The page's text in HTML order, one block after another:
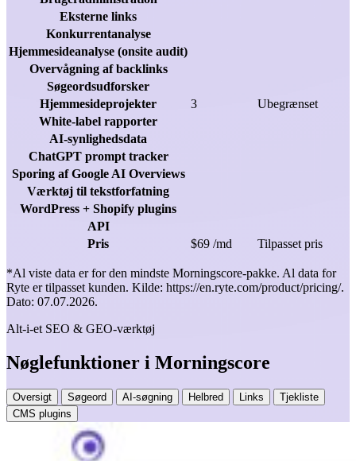
Eksterne links
Konkurrentanalyse
Hjemmesideanalyse (onsite audit)
Overvågning af backlinks
Søgeordsudforsker
Hjemmesideprojekter
3
Ubegrænset
White-label rapporter
AI-synlighedsdata
ChatGPT prompt tracker
Sporing af Google AI Overviews
Værktøj til tekstforfatning
WordPress + Shopify plugins
API
Pris
$69 /md Tilpasset pris
*Al viste data er for den mindste Morningscore-pakke. Al data for
Ryte er tilpasset kunden. Kilde: https://en.ryte.com/product/pricing/.
Dato: 07.07.2026.
Alt-i-et SEO & GEO-værktøj
Nøglefunktioner i Morningscore
Oversigt Søgeord AI-søgning Helbred Links
Tjekliste
CMS plugins